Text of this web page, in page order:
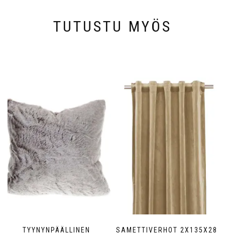
TUTUSTU MYÖS
TYYNYNPÄÄLLINEN
SAMETTIVERHOT 2X135X280